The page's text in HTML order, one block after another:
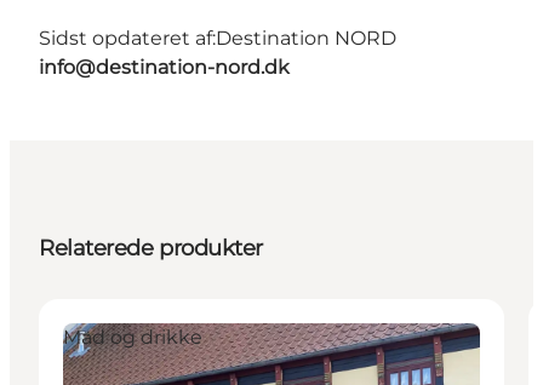
Sidst opdateret af:Destination NORD
info@destination-nord.dk
Relaterede produkter
Mad og drikke